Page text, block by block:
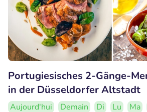
Portugiesisches 2-Gänge-
in der Düsseldorfer Altstadt
Aujourd'hui Demain Di Lu Ma